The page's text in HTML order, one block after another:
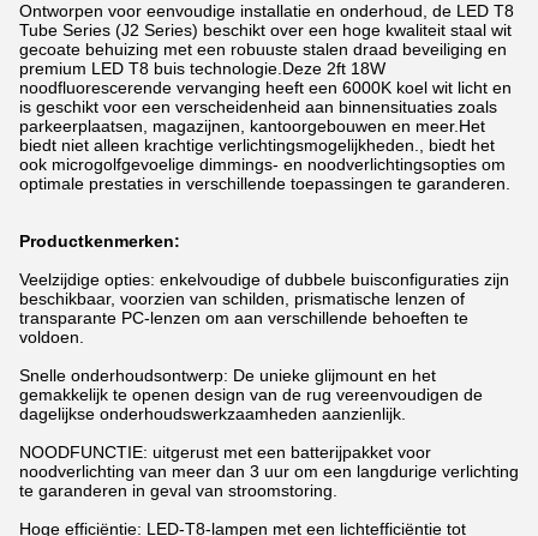
Ontworpen voor eenvoudige installatie en onderhoud, de LED T8
Tube Series (J2 Series) beschikt over een hoge kwaliteit staal wit
gecoate behuizing met een robuuste stalen draad beveiliging en
premium LED T8 buis technologie.Deze 2ft 18W
noodfluorescerende vervanging heeft een 6000K koel wit licht en
is geschikt voor een verscheidenheid aan binnensituaties zoals
parkeerplaatsen, magazijnen, kantoorgebouwen en meer.Het
biedt niet alleen krachtige verlichtingsmogelijkheden., biedt het
ook microgolfgevoelige dimmings- en noodverlichtingsopties om
optimale prestaties in verschillende toepassingen te garanderen.
Productkenmerken:
Veelzijdige opties: enkelvoudige of dubbele buisconfiguraties zijn
beschikbaar, voorzien van schilden, prismatische lenzen of
transparante PC-lenzen om aan verschillende behoeften te
voldoen.
Snelle onderhoudsontwerp: De unieke glijmount en het
gemakkelijk te openen design van de rug vereenvoudigen de
dagelijkse onderhoudswerkzaamheden aanzienlijk.
NOODFUNCTIE: uitgerust met een batterijpakket voor
noodverlichting van meer dan 3 uur om een langdurige verlichting
te garanderen in geval van stroomstoring.
Hoge efficiëntie: LED-T8-lampen met een lichtefficiëntie tot